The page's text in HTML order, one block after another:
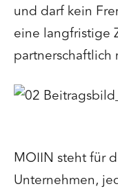
und darf kein
eine langfristige
partnerschaftlich
MOIIN steht für
Unternehmen,